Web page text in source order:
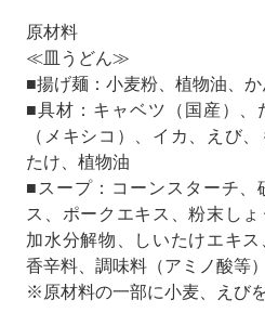
原材料
≪皿うどん≫
■揚げ麺：小麦粉、植物油、か
■具材：キャベツ（国産）、
（メキシコ）、イカ、えび
たけ、植物油
■スープ：コーンスターチ、
ス、ポークエキス、粉末し
加水分解物、しいたけエキス
香辛料、調味料（アミノ酸等
※原材料の一部に小麦、えび